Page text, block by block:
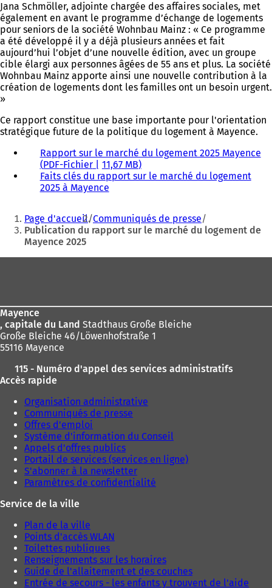
Jana Schmöller, adjointe chargée des affaires sociales, met
également en avant le programme d’échange de logements
pour seniors de la société Wohnbau Mainz : « Ce programme
a été développé il y a déjà plusieurs années et fait
aujourd’hui l’objet d’une nouvelle édition, avec un groupe
cible élargi aux personnes âgées de 55 ans et plus. La société
Wohnbau Mainz apporte ainsi une nouvelle contribution à la
création de logements dont les familles ont un besoin urgent.
»
Ce rapport constitue une base importante pour l'orientation
stratégique future de la politique du logement à Mayence.
Rapport sur le marché du logement 2025 Mayence
PDF-Fichier
11,67 MB
Faits clés du rapport sur le marché du logement
2025 à Mayence
Vous
êtes
:
Page d'accueil Communiqués de presse
Publication du rapport sur le marché du logement de
Mayence 2025
Mayence
, capitale du Land Stadthaus Große Bleiche
Große Bleiche 46/Löwenhofstraße 1
55116 Mayence
115 - Numéro d'appel des services administratifs
Accès rapide
Organisation administrative
Communiqués de presse
Offres d'emploi
Système d'information du Conseil
Appels d'offres publics
Portail de services (services en ligne)
S'abonner à la newsletter
Paramètres de confidentialité
Service de la ville
Plan de la ville
Points d'accès WLAN
Toilettes publiques
Renseignements sur les horaires
Guide de l'allaitement et des couches
Entrée de secours - les enfants y trouvent de l'aide